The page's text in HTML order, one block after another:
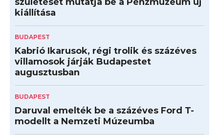
születését mutatja be a Pénzmúzeum új
kiállítása
BUDAPEST
Kabrió Ikarusok, régi trolik és százéves
villamosok járják Budapestet
augusztusban
BUDAPEST
Daruval emelték be a százéves Ford T-
modellt a Nemzeti Múzeumba